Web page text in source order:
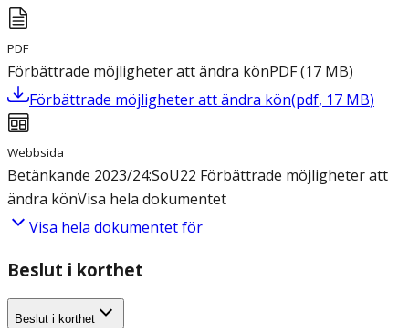
PDF
Förbättrade möjligheter att ändra könPDF(17 MB)
Förbättrade möjligheter att ändra kön(pdf, 17 MB)
Webbsida
Betänkande 2023/24:SoU22 Förbättrade möjligheter att
ändra könVisa hela dokumentet
Visa hela dokumentet för
Beslut i korthet
Beslut i korthet